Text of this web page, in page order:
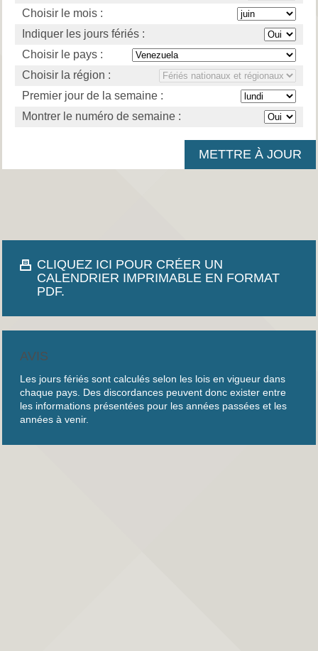
Choisir le mois :
Indiquer les jours fériés :
Choisir le pays :
Choisir la région :
Premier jour de la semaine :
Montrer le numéro de semaine :
CLIQUEZ ICI POUR CRÉER UN
CALENDRIER IMPRIMABLE EN FORMAT
PDF.
AVIS
Les jours fériés sont calculés selon les lois en vigueur dans
chaque pays. Des discordances peuvent donc exister entre
les informations présentées pour les années passées et les
années à venir.